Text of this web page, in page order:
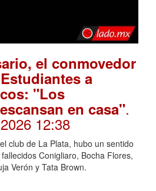
el conmovedor
a
"Los
en casa".
12:38
club de La Plata, hubo un sentido
Conigliaro, Bocha Flores,
Verón y Tata Brown.